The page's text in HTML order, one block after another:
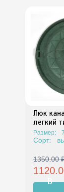
Люк
легкий
Размер:
Сорт:
1350.00
В